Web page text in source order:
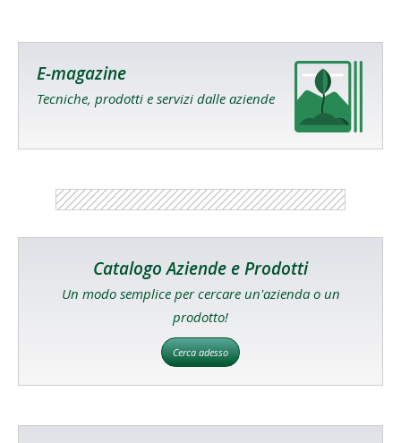
E-magazine
Tecniche, prodotti e servizi dalle aziende
Catalogo Aziende e Prodotti
Un modo semplice per cercare un'azienda o un
prodotto!
Cerca adesso